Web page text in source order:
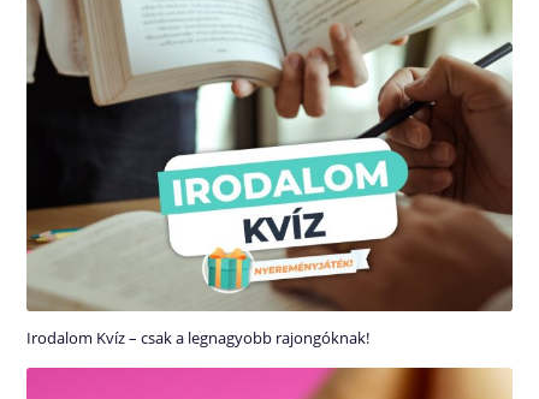
Irodalom Kvíz – csak a legnagyobb rajongóknak!